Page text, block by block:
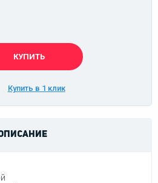
КУПИТЬ
Купить в 1 клик